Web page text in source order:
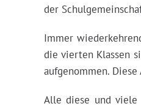
der
Immer
die vierten Klassen
aufgenommen.
Alle diese und viele